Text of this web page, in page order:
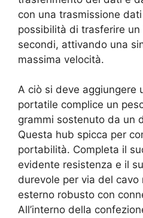
con una trasmissione
possibilità di trasferire un
secondi, attivando una
massima velocità.
A ciò si deve aggiungere
portatile complice un
grammi sostenuto da un
Questa hub spicca per
portabilità. Completa il
evidente resistenza e il
durevole per via del
esterno robusto con
All’interno della